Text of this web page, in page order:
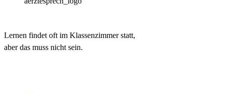
Lernen findet oft im Klassenzimmer statt,
aber das muss nicht sein.